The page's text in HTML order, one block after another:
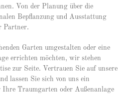
Von der Planung über die
Bepflanzung und Ausstattung
Partner.
Garten umgestalten oder eine
errichten möchten, wir stehen
zur Seite. Vertrauen Sie auf unsere
lassen Sie sich von uns ein
Traumgarten oder Außenanlage